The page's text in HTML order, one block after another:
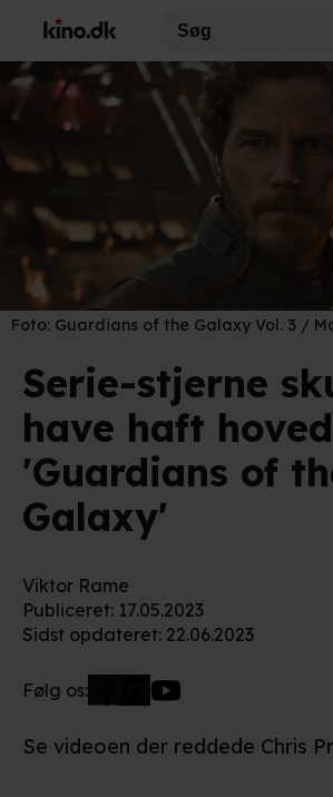
Foto: Guardians of the Galaxy Vol. 3 /
Serie-stjerne
have haft
'Guardians of
Galaxy'
Viktor Rame
Publiceret: 17.05.2023
Sidst opdateret: 22.06.2023
Følg os:
Se videoen der reddede Chris